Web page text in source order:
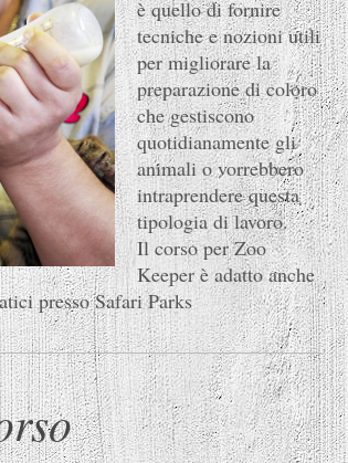
è quello di fornire
tecniche e nozioni utili
per migliorare la
preparazione di coloro
che gestiscono
quotidianamente gli
animali o vorrebbero
intraprendere questa
tipologia di lavoro.
Il corso per Zoo
Keeper è adatto anche
presso Safari Parks